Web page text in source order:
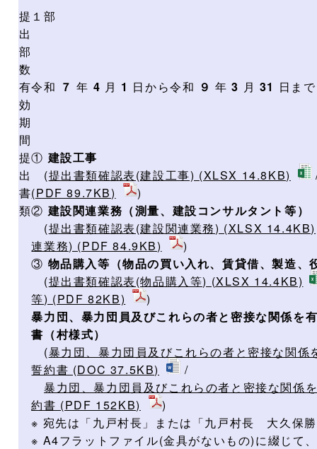
提
出
部
数
１部
有
効
期
間
令和 ７ 年 4 月 1 日から令和 ９ 年3 月 31 日ま
提
出
書
類
① 建設工事
(提出書類確認表(建設工事) (XLSX 14.8KB)
(PDF 89.7KB)
)
② 建設関連業務（測量、建設コンサルタント等）
(提出書類確認表(建設関連業務) (XLSX 14.4KB)
連業務) (PDF 84.9KB)
)
③ 物品購入等（物品の買い入れ、賃貸借、製造、
(提出書類確認表(物品購入等) (XLSX 14.4KB)
等) (PDF 82KB)
)
暴力団、暴力団員及びこれらの者と密接な関係を
書（村様式）
(暴力団、暴力団員及びこれらの者と密接な関係
誓約書 (DOC 37.5KB)
/
暴力団、暴力団員及びこれらの者と密接な関係
約書 (PDF 152KB)
)
※ 宛先は「九戸村長」または「九戸村長 大久保
※ A4フラットファイル(金具がないもの)に綴じて